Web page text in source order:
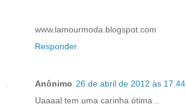
www.lamourmoda.blogspot.com
Responder
Anônimo 26 de abril de 2012 às 17:44
Uaaaal tem uma carinha ótima ..